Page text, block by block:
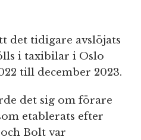
det tidigare avslöjats
i taxibilar i Oslo
till december 2023.
det sig om förare
etablerats efter
Bolt var